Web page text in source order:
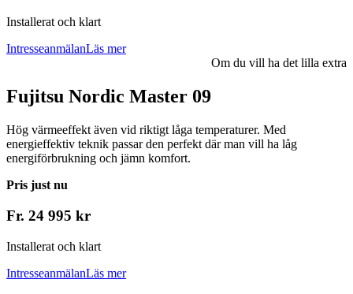
Installerat och klart
IntresseanmälanLäs mer
Om du vill ha det lilla extra
Fujitsu Nordic Master 09
Hög värmeeffekt även vid riktigt låga temperaturer. Med
energieffektiv teknik passar den perfekt där man vill ha låg
energiförbrukning och jämn komfort.
Pris just nu
Fr. 24 995 kr
Installerat och klart
IntresseanmälanLäs mer